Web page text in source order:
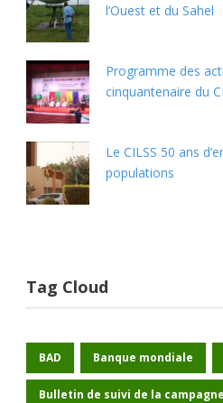
l’Ouest et du Sahel
Programme des
cinquantenaire du
Le CILSS 50 ans
populations
Tag Cloud
BAD Banque mondiale
Bulletin de suivi de la